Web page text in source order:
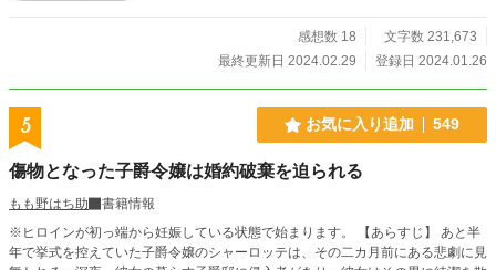
感想数 18
文字数 231,673
最終更新日 2024.02.29
登録日 2024.01.26
5 お気に入り追加 549
傷物となった子爵令嬢は婚約破棄を迫られる
もも野はち助
書籍情報
※ヒロインが初っ端から妊娠している状態で始まります。 【あらすじ】 あと半
年で挙式を控えていた子爵令嬢のシャーロッテは、その二カ月前にある悲劇に見